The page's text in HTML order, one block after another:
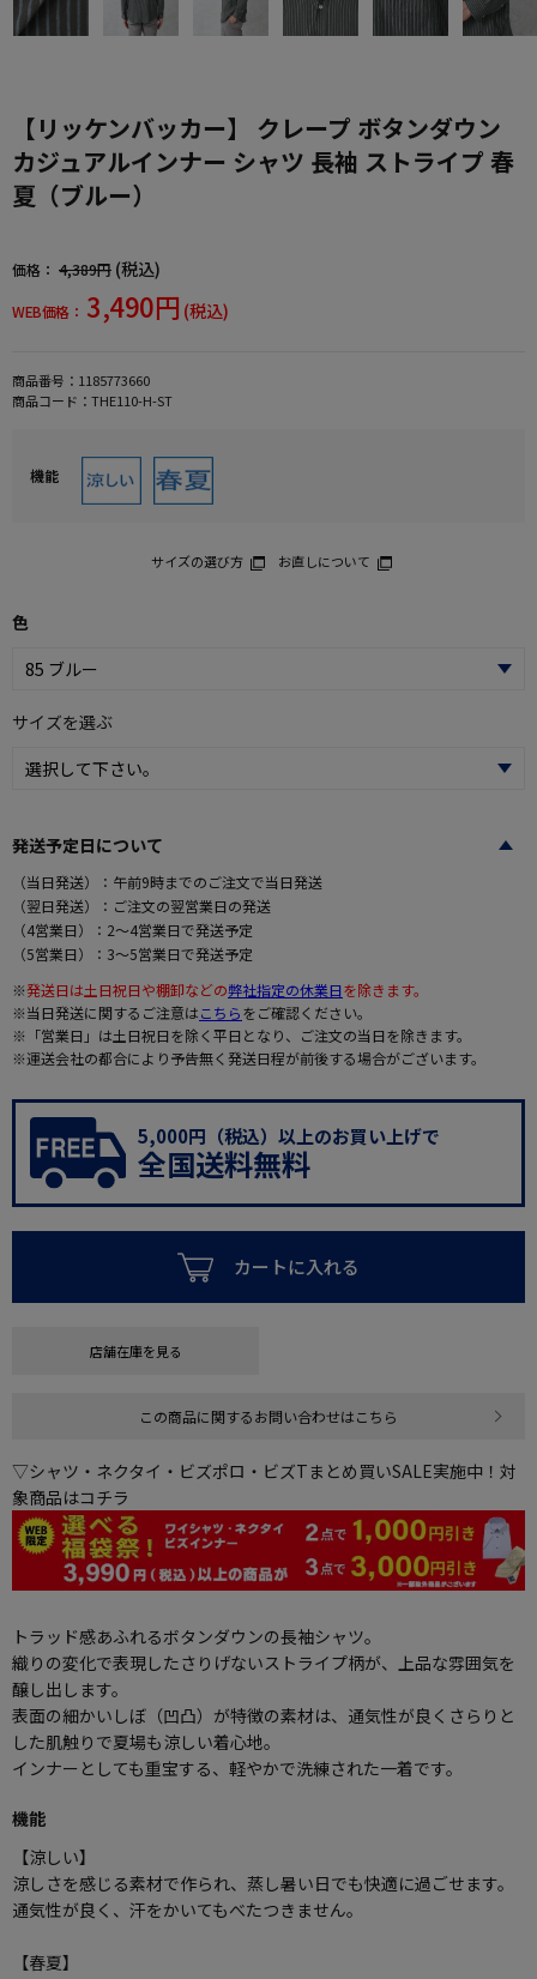
【リッケンバッカー】 クレープ ボタンダウン
カジュアルインナー シャツ 長袖 ストライプ 春
夏（ブルー）
価格： 4,389円 (税込)
WEB価格： 3,490円 (税込)
商品番号： 1185773660
商品コード： THE110-H-ST
機能
サイズの選び方 お直しについて
色
サイズを選ぶ
発送予定日について
（当日発送）：午前9時までのご注文で当日発送
（翌日発送）：ご注文の翌営業日の発送
（4営業日）：2～4営業日で発送予定
（5営業日）：3～5営業日で発送予定
※発送日は土日祝日や棚卸などの弊社指定の休業日を除きます。
※当日発送に関するご注意はこちらをご確認ください。
※「営業日」は土日祝日を除く平日となり、ご注文の当日を除きます。
※運送会社の都合により予告無く発送日程が前後する場合がございます。
5,000円（税込）以上のお買い上げで
全国送料無料
カートに入れる
店舗在庫を見る
この商品に関するお問い合わせはこちら
▽シャツ・ネクタイ・ビズポロ・ビズTまとめ買いSALE実施中！対
象商品はコチラ
トラッド感あふれるボタンダウンの長袖シャツ。
織りの変化で表現したさりげないストライプ柄が、上品な雰囲気を
醸し出します。
表面の細かいしぼ（凹凸）が特徴の素材は、通気性が良くさらりと
した肌触りで夏場も涼しい着心地。
インナーとしても重宝する、軽やかで洗練された一着です。
機能
【涼しい】
涼しさを感じる素材で作られ、蒸し暑い日でも快適に過ごせます。
通気性が良く、汗をかいてもべたつきません。
【春夏】